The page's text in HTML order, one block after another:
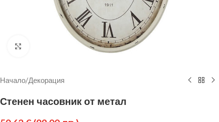
Щракнете за уголемяване
Начало/Декорация
Стенен часовник от метал